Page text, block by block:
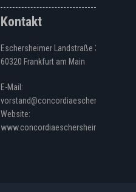
Kontakt
Eschersheimer Landstraße 328
60320 Frankfurt am Main
E-Mail:
vorstand@concordiaeschersheim.de
Website:
www.concordiaeschersheim.de